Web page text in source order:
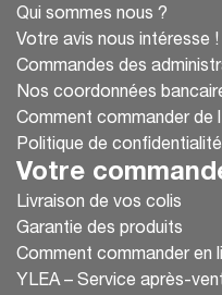
Qui sommes nous ?
Votre avis nous intéresse !
Commandes des
Nos coordonnées
Comment commander de
Politique de confidentialité
Votre
Livraison de vos colis
Garantie des produits
Comment commander en
YLEA – Service après-